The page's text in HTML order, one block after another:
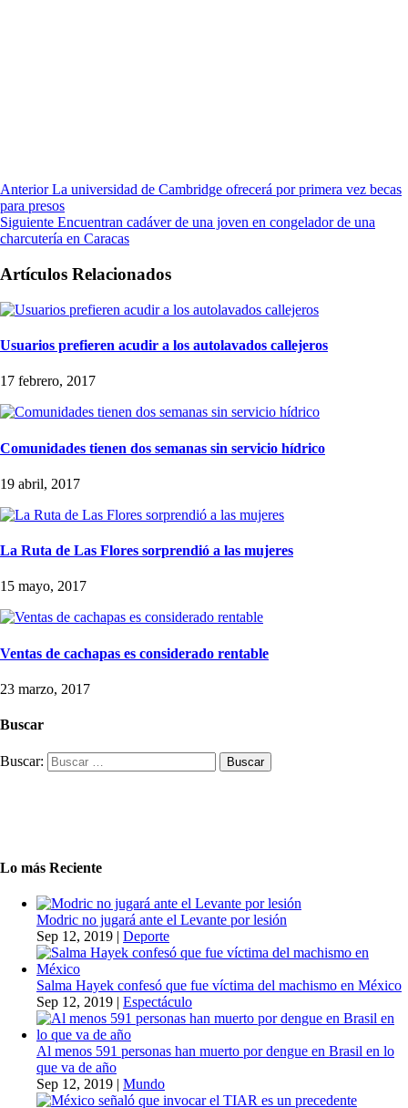
Anterior La universidad de Cambridge ofrecerá por primera vez becas
para presos
Siguiente Encuentran cadáver de una joven en congelador de una
charcutería en Caracas
Artículos Relacionados
Usuarios prefieren acudir a los autolavados callejeros
17 febrero, 2017
Comunidades tienen dos semanas sin servicio hídrico
19 abril, 2017
La Ruta de Las Flores sorprendió a las mujeres
15 mayo, 2017
Ventas de cachapas es considerado rentable
23 marzo, 2017
Buscar
Buscar:
Lo más Reciente
Modric no jugará ante el Levante por lesión
Sep 12, 2019 | Deporte
Salma Hayek confesó que fue víctima del machismo en México
Sep 12, 2019 | Espectáculo
Al menos 591 personas han muerto por dengue en Brasil en lo
que va de año
Sep 12, 2019 | Mundo